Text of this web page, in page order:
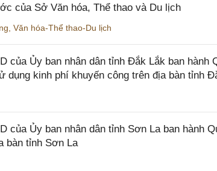
của Sở Văn hóa, Thể thao và Du lịch
Văn hóa-Thể thao-Du lịch
của Ủy ban nhân dân tỉnh Đắk Lắk ban hành
dụng kinh phí khuyến công trên địa bàn tỉnh
của Ủy ban nhân dân tỉnh Sơn La ban hành
bàn tỉnh Sơn La